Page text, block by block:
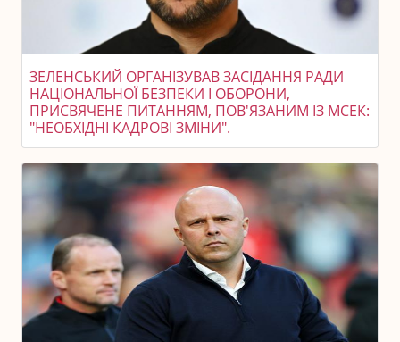
ЗЕЛЕНСЬКИЙ ОРГАНІЗУВАВ ЗАСІДАННЯ РАДИ
НАЦІОНАЛЬНОЇ БЕЗПЕКИ І ОБОРОНИ,
ПРИСВЯЧЕНЕ ПИТАННЯМ, ПОВ'ЯЗАНИМ ІЗ МСЕК:
"НЕОБХІДНІ КАДРОВІ ЗМІНИ".